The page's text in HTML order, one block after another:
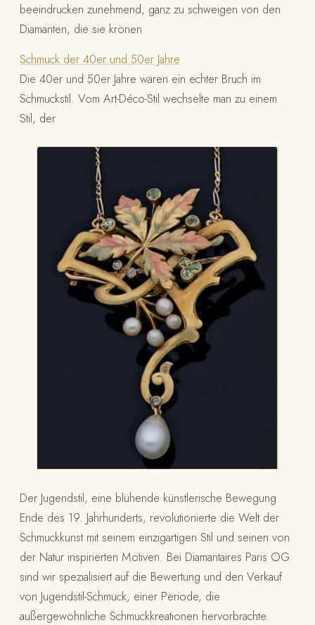
beeindrucken zunehmend, ganz zu schweigen von den
Diamanten, die sie krönen
Schmuck der 40er und 50er Jahre
Die 40er und 50er Jahre waren ein echter Bruch im
Schmuckstil. Vom Art-Déco-Stil wechselte man zu einem
Stil, der
Der Jugendstil, eine blühende künstlerische Bewegung
Ende des 19. Jahrhunderts, revolutionierte die Welt der
Schmuckkunst mit seinem einzigartigen Stil und seinen von
der Natur inspirierten Motiven. Bei Diamantaires Paris OG
sind wir spezialisiert auf die Bewertung und den Verkauf
von Jugendstil-Schmuck, einer Periode, die
außergewöhnliche Schmuckkreationen hervorbrachte.